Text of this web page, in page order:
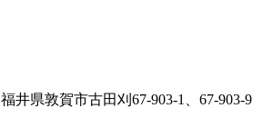
福井県敦賀市古田刈67-903-1、67-903-9